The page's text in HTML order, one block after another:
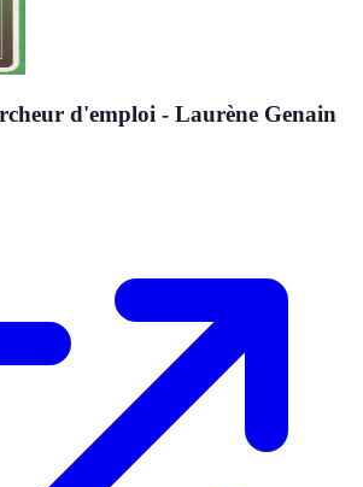
d'emploi - Laurène Genain